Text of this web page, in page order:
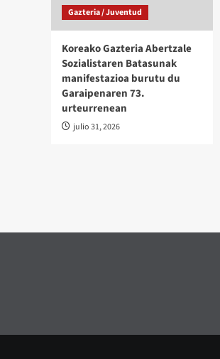
Gazteria / Juventud
Koreako Gazteria Abertzale
Sozialistaren Batasunak
manifestazioa burutu du
Garaipenaren 73.
urteurrenean
julio 31, 2026